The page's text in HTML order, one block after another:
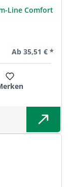
Line Comfort
Regulärer Preis:
Ab 35,51 € *